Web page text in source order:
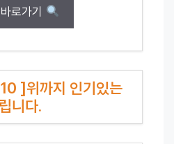
로가기
]위까지 인기있는
니다.